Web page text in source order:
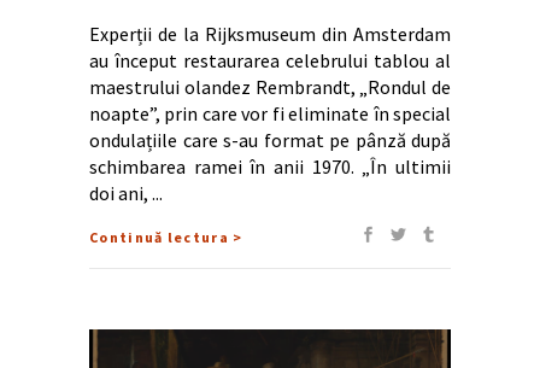
Experții de la Rijksmuseum din Amsterdam
au început restaurarea celebrului tablou al
maestrului olandez Rembrandt, „Rondul de
noapte”, prin care vor fi eliminate în special
ondulațiile care s-au format pe pânză după
schimbarea ramei în anii 1970. „În ultimii
doi ani,
Continuă lectura >